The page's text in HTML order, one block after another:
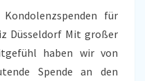
für
Düsseldorf Mit großer
haben wir von
Spende an den